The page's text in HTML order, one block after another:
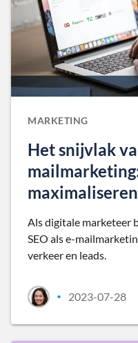
MARKETING
Het snijvlak
maximaliseren
Als digitale marketeer
SEO als e-
verkeer en leads.
• 2023-07-28